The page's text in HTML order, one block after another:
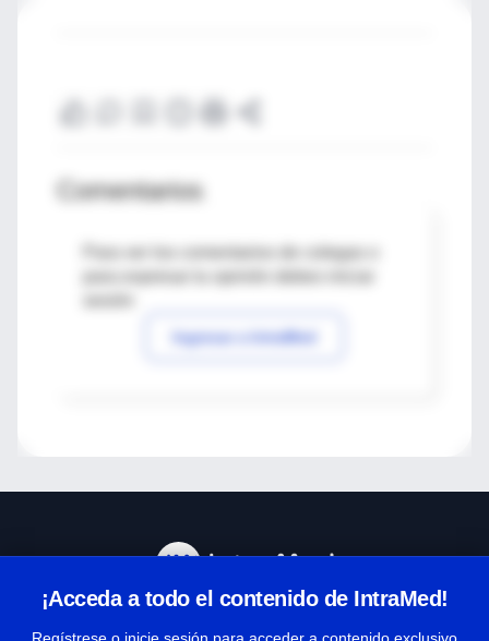
Comentarios
Para ver los comentarios de colegas o
Ingresar a IntraMed
¡Acceda a todo el contenido de IntraMed!